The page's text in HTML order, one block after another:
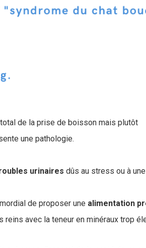
de la prise de boisson mais plutôt
une pathologie.
urinaires dûs au stress ou à une
de proposer une alimentation
avec la teneur en minéraux trop